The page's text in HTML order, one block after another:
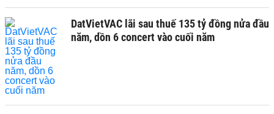
DatVietVAC lãi sau thuế 135 tỷ đồng nửa đầu
năm, dồn 6 concert vào cuối năm